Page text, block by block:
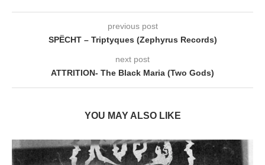
previous post
SPËCHT – Triptyques (Zephyrus Records)
next post
ATTRITION- The Black Maria (Two Gods)
YOU MAY ALSO LIKE